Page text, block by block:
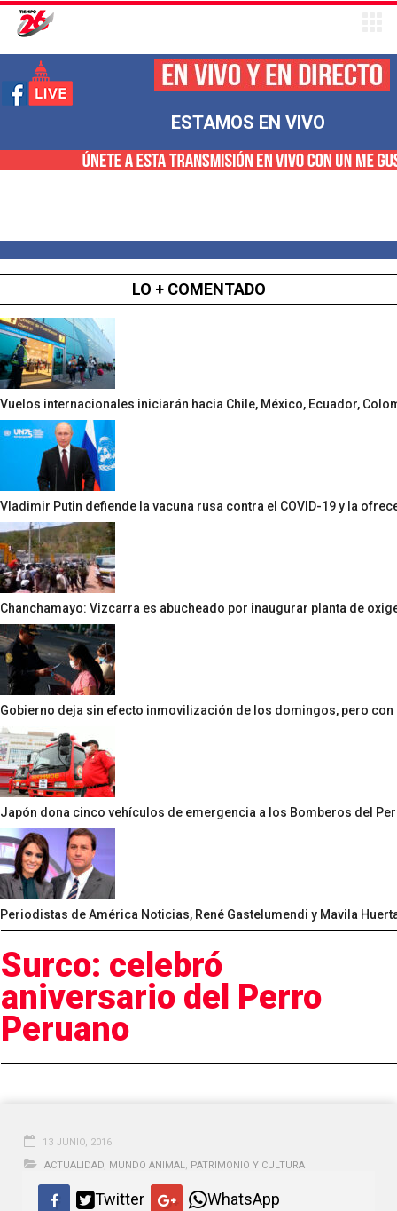
ESTAMOS EN VIVO
LO + COMENTADO
Vuelos internacionales iniciarán hacia Chile, México, Ecuador,
Vladimir Putin defiende la vacuna rusa contra el COVID-19 y la
Chanchamayo: Vizcarra es abucheado por inaugurar planta de
Gobierno deja sin efecto inmovilización de los domingos, pero
Japón dona cinco vehículos de emergencia a los Bomberos del
Periodistas de América Noticias, René Gastelumendi y Mavila
Surco: celebró
aniversario del Perro
Peruano
13 JUNIO, 2016
ACTUALIDAD, MUNDO ANIMAL, PATRIMONIO Y CULTURA
Twitter WhatsApp